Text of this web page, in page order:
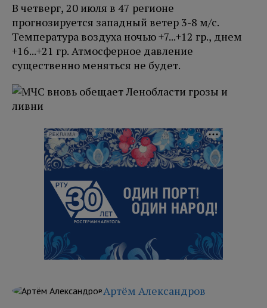
В четверг, 20 июля в 47 регионе
прогнозируется западный ветер 3-8 м/с.
Температура воздуха ночью +7...+12 гр., днем
+16...+21 гр. Атмосферное давление
существенно меняться не будет.
РЕКЛАМА
Артём Александров